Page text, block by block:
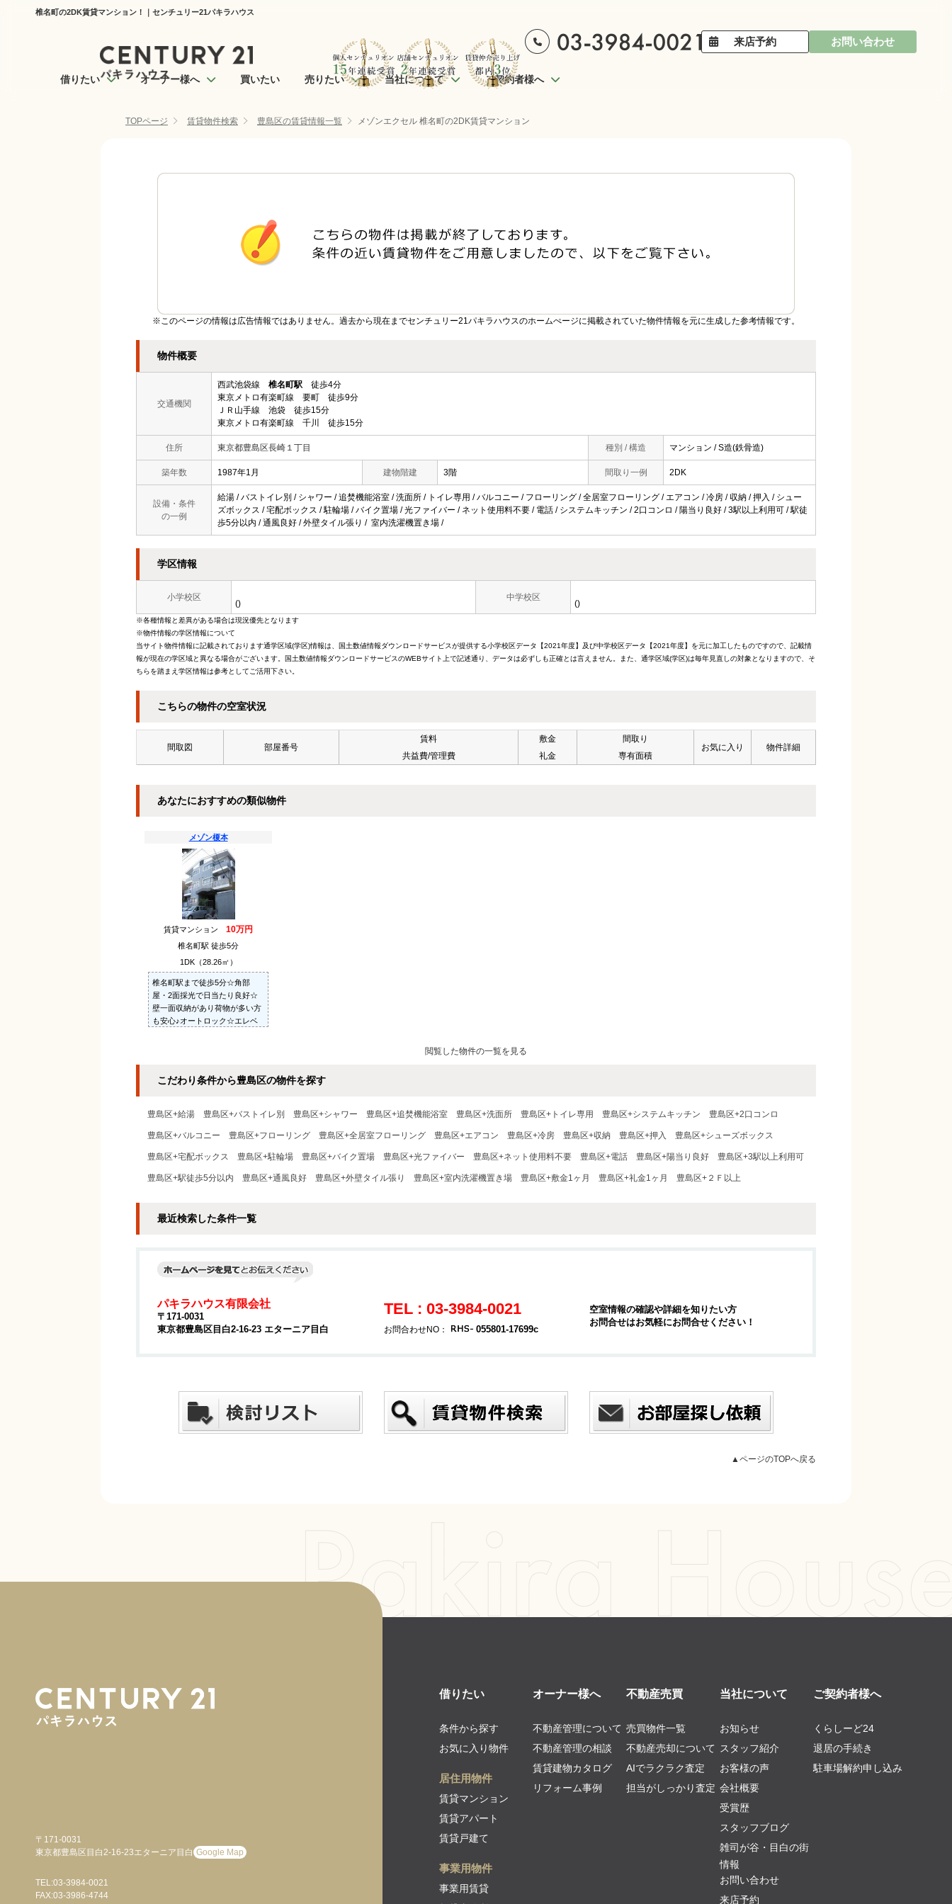
椎名町の2DK賃貸マンション！｜センチュリー21パキラハウス
来店予約 お問い合わせ
借りたい オーナー様へ 買いたい 売りたい 当社について ご契約者様へ
TOPページ 賃貸物件検索 豊島区の賃貸情報一覧 メゾンエクセル 椎名町の2DK賃貸マンション
※このページの情報は広告情報ではありません。過去から現在までセンチュリー21パキラハウスのホームぺージに掲載されていた物件情報を元に生成した参考情報です。
物件概要
交通機関
西武池袋線 椎名町駅 徒歩4分
東京メトロ有楽町線 要町 徒歩9分
ＪＲ山手線 池袋 徒歩15分
東京メトロ有楽町線 千川 徒歩15分
住所 東京都豊島区長崎１丁目 種別 / 構造 マンション / S造(鉄骨造)
築年数 1987年1月 建物階建 3階 間取り一例 2DK
設備・条件
の一例
給湯 / バストイレ別 / シャワー / 追焚機能浴室 / 洗面所 / トイレ専用 / バルコニー / フローリング / 全居室フローリング / エアコン / 冷房 / 収納 / 押入 / シュー
ズボックス / 宅配ボックス / 駐輪場 / バイク置場 / 光ファイバー / ネット使用料不要 / 電話 / システムキッチン / 2口コンロ / 陽当り良好 / 3駅以上利用可 / 駅徒
歩5分以内 / 通風良好 / 外壁タイル張り / 室内洗濯機置き場 /
学区情報
小学校区
()
中学校区
()
※各種情報と差異がある場合は現況優先となります
※物件情報の学区情報について
当サイト物件情報に記載されております通学区域(学区)情報は、国土数値情報ダウンロードサービスが提供する小学校区データ【2021年度】及び中学校区データ【2021年度】を元に加工したものですので、記載情
報が現在の学区域と異なる場合がございます。国土数値情報ダウンロードサービスのWEBサイト上で記述通り、データは必ずしも正確とは言えません。また、通学区域(学区)は毎年見直しの対象となりますので、そ
ちらを踏まえ学区情報は参考としてご活用下さい。
こちらの物件の空室状況
間取図 部屋番号
賃料
共益費/管理費
敷金
礼金
間取り
専有面積
お気に入り 物件詳細
あなたにおすすめの類似物件
メゾン榎本
賃貸マンション 10万円
椎名町駅 徒歩5分
1DK（28.26㎡）
椎名町駅まで徒歩5分☆角部
屋・2面採光で日当たり良好☆
壁一面収納があり荷物が多い方
も安心♪オートロック☆エレベ
閲覧した物件の一覧を見る
こだわり条件から豊島区の物件を探す
豊島区+給湯 豊島区+バストイレ別 豊島区+シャワー 豊島区+追焚機能浴室 豊島区+洗面所 豊島区+トイレ専用 豊島区+システムキッチン 豊島区+2口コンロ
豊島区+バルコニー 豊島区+フローリング 豊島区+全居室フローリング 豊島区+エアコン 豊島区+冷房 豊島区+収納 豊島区+押入 豊島区+シューズボックス
豊島区+宅配ボックス 豊島区+駐輪場 豊島区+バイク置場 豊島区+光ファイバー 豊島区+ネット使用料不要 豊島区+電話 豊島区+陽当り良好 豊島区+3駅以上利用可
豊島区+駅徒歩5分以内 豊島区+通風良好 豊島区+外壁タイル張り 豊島区+室内洗濯機置き場 豊島区+敷金1ヶ月 豊島区+礼金1ヶ月 豊島区+２Ｆ以上
最近検索した条件一覧
パキラハウス有限会社
〒171-0031
東京都豊島区目白2-16-23 エターニア目白
TEL : 03-3984-0021
お問合わせNO： 055801-17699c
空室情報の確認や詳細を知りたい方
お問合せはお気軽にお問合せください！
▲ページのTOPへ戻る
〒171-0031
東京都豊島区目白2-16-23エターニア目白 Google Map
TEL:03-3984-0021
FAX:03-3986-4744
借りたい
条件から探す
お気に入り物件
居住用物件
賃貸マンション
賃貸アパート
賃貸戸建て
事業用物件
事業用賃貸
オーナー様へ
不動産管理について
不動産管理の相談
賃貸建物カタログ
リフォーム事例
不動産売買
売買物件一覧
不動産売却について
AIでラクラク査定
担当がしっかり査定
当社について
お知らせ
スタッフ紹介
お客様の声
会社概要
受賞歴
スタッフブログ
雑司が谷・目白の街
情報
お問い合わせ
来店予約
ご契約者様へ
くらしーど24
退居の手続き
駐車場解約申し込み